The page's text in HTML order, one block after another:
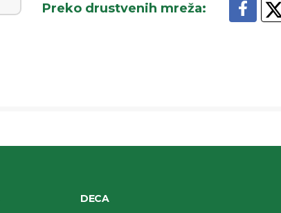
Preko drustvenih mreža:
DECA